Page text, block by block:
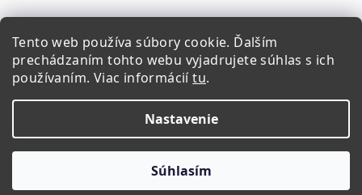
Tento web používa súbory cookie. Ďalším
prechádzaním tohto webu vyjadrujete súhlas s ich
používaním. Viac informáciítu.
Nastavenie
Súhlasím
Sledovať na Instagrame
Vytvoril Shoptet